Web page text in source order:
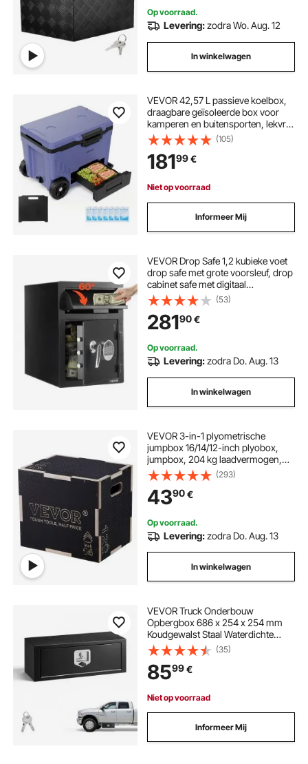
Op voorraad.
Levering:zodra Wo. Aug. 12
In winkelwagen
VEVOR 42,57 L passieve koelbox,
draagbare geïsoleerde box voor
kamperen en buitensporten, lekvrij,
houdt 48 uur koel, geïsoleerde
koelbox met ijsvak, stevig handvat
en aparte droge en natte zones.
(105)
18199€
Niet op voorraad
Informeer Mij
VEVOR Drop Safe 1,2 kubieke voet
drop safe met grote voorsleuf, drop
cabinet safe met digitaal
toetsenbord & 2 niveaus &
reservesleutels voor contant geld
bankontvangsten
(53)
28190€
Op voorraad.
Levering:zodra Do. Aug. 13
In winkelwagen
VEVOR 3-in-1 plyometrische
jumpbox 16/14/12-inch plyobox,
jumpbox, 204 kg laadvermogen,
fitnessoefening, step-up box voor
thuistraining, jumpkrachttraining,
zwart, verstelbare hoogte
(293)
4390€
Op voorraad.
Levering:zodra Do. Aug. 13
In winkelwagen
VEVOR Truck Onderbouw
Opbergbox 686 x 254 x 254 mm
Koudgewalst Staal Waterdichte
Gereedschapskist met T-
handgreep en Slot voor
Vrachtwagens, Trailers,
Bestelwagens Gereedschapskist
Onderbouw Box Zwart
(35)
8599€
Niet op voorraad
Informeer Mij